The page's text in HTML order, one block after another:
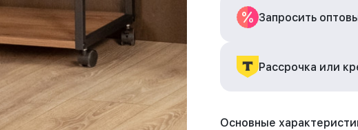
Запросить
Рассрочка или
Основные